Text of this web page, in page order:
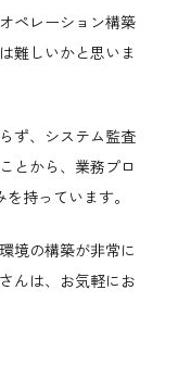
ペレーション構築
難しいかと思いま
ず、システム監査
とから、業務プロ
持っています。
境の構築が非常に
んは、お気軽にお